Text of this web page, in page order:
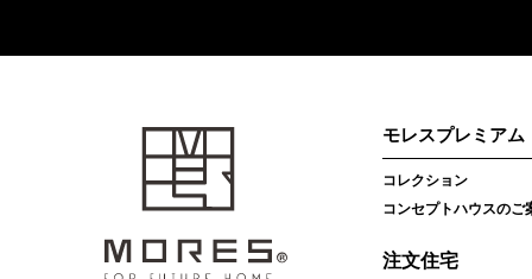
モレスプレミアム
コレクション
コンセプトハウスのご
注文住宅